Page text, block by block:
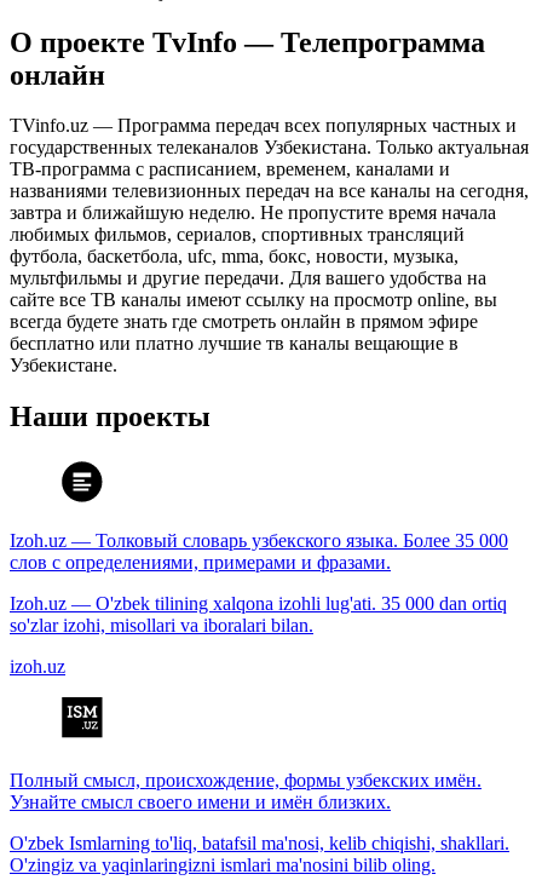
О проекте TvInfo — Телепрограмма
онлайн
TVinfo.uz — Программа передач всех популярных частных и
государственных телеканалов Узбекистана. Только актуальная
ТВ-программа с расписанием, временем, каналами и
названиями телевизионных передач на все каналы на сегодня,
завтра и ближайшую неделю. Не пропустите время начала
любимых фильмов, сериалов, спортивных трансляций
футбола, баскетбола, ufc, mma, бокс, новости, музыка,
мультфильмы и другие передачи. Для вашего удобства на
сайте все ТВ каналы имеют ссылку на просмотр online, вы
всегда будете знать где смотреть онлайн в прямом эфире
бесплатно или платно лучшие тв каналы вещающие в
Узбекистане.
Наши проекты
Izoh.uz — Толковый словарь узбекского языка. Более 35 000
слов с определениями, примерами и фразами.
Izoh.uz — O'zbek tilining xalqona izohli lug'ati. 35 000 dan ortiq
so'zlar izohi, misollari va iboralari bilan.
izoh.uz
Полный смысл, происхождение, формы узбекских имён.
Узнайте смысл своего имени и имён близких.
O'zbek Ismlarning to'liq, batafsil ma'nosi, kelib chiqishi, shakllari.
O'zingiz va yaqinlaringizni ismlari ma'nosini bilib oling.